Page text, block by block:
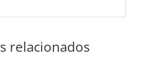
relacionados